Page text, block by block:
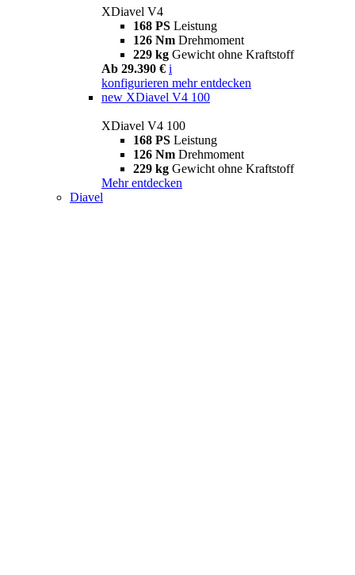
XDiavel V4
168 PS Leistung
126 Nm Drehmoment
229 kg Gewicht ohne Kraftstoff
Ab 29.390 € i
konfigurieren mehr entdecken
new XDiavel V4 100
XDiavel V4 100
168 PS Leistung
126 Nm Drehmoment
229 kg Gewicht ohne Kraftstoff
Mehr entdecken
Diavel